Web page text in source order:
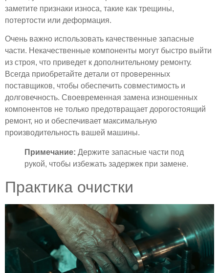
заметите признаки износа, такие как трещины,
потертости или деформация.
Очень важно использовать качественные запасные
части. Некачественные компоненты могут быстро выйти
из строя, что приведет к дополнительному ремонту.
Всегда приобретайте детали от проверенных
поставщиков, чтобы обеспечить совместимость и
долговечность. Своевременная замена изношенных
компонентов не только предотвращает дорогостоящий
ремонт, но и обеспечивает максимальную
производительность вашей машины.
Примечание: Держите запасные части под
рукой, чтобы избежать задержек при замене.
Практика очистки